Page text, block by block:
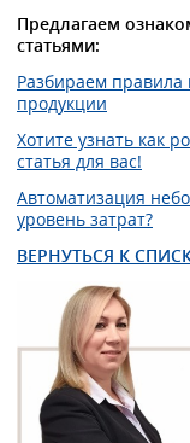
Предлагаем
статьями:
Разбираем
продукции
Хотите узнать как
статья для вас!
Автоматизация
уровень затрат?
ВЕРНУТЬСЯ К